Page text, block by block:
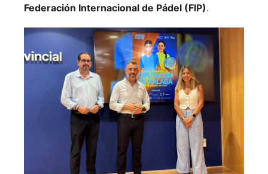
Federación Internacional de Pádel (FIP).